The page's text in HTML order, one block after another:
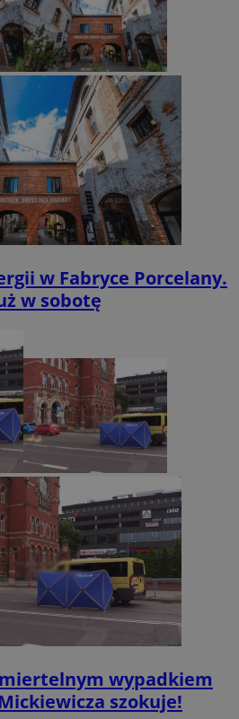
w Fabryce Porcelany.
w sobotę
wypadkiem
szokuje!